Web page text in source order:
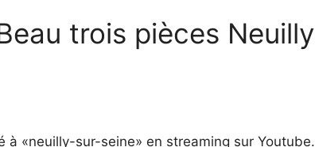
trois pièces Neuilly
à «neuilly-sur-seine» en streaming sur Youtube.